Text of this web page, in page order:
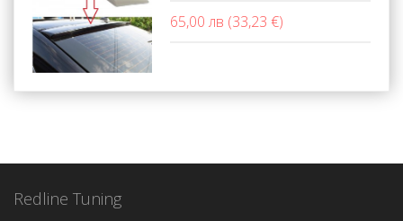
65,00 лв (33,23 €)
Redline Tuning